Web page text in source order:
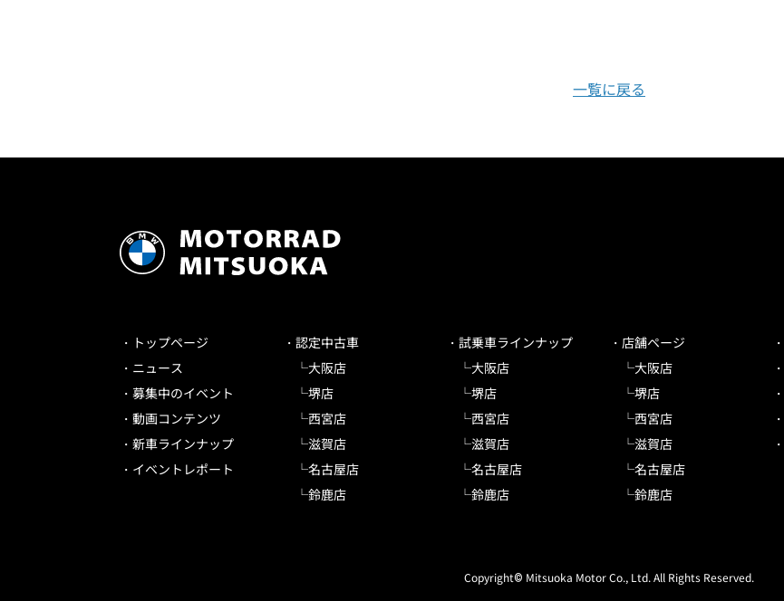
一覧に戻る
トップページ
ニュース
募集中のイベント
動画コンテンツ
新車ラインナップ
イベントレポート
認定中古車
大阪店
堺店
西宮店
滋賀店
名古屋店
鈴鹿店
試乗車ラインナップ
大阪店
堺店
西宮店
滋賀店
名古屋店
鈴鹿店
店舗ページ
大阪店
堺店
西宮店
滋賀店
名古屋店
鈴鹿店
Copyright© Mitsuoka Motor Co., Ltd. All Rights Reserved.